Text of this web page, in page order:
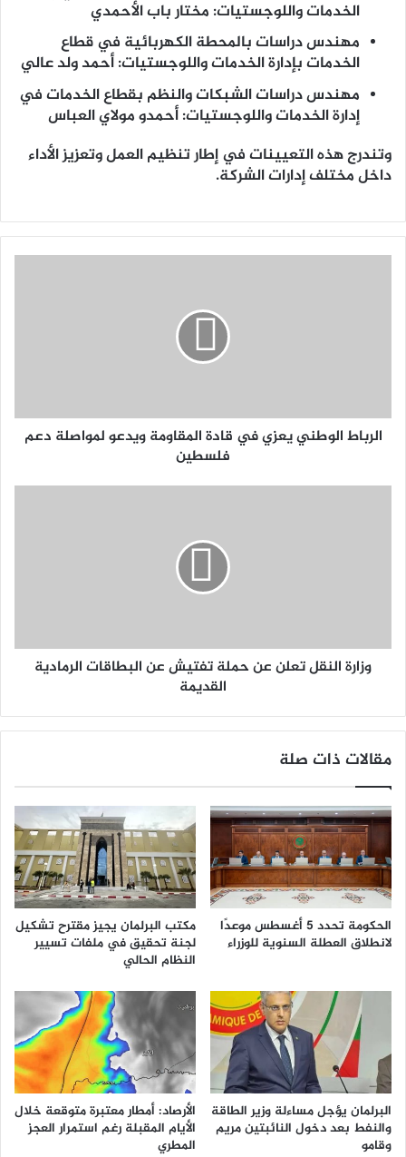
الخدمات واللوجستيات: مختار باب الأحمدي
مهندس دراسات بالمحطة الكهربائية في قطاع
الخدمات بإدارة الخدمات واللوجستيات: أحمد ولد عالي
مهندس دراسات الشبكات والنظم بقطاع الخدمات في
إدارة الخدمات واللوجستيات: أحمدو مولاي العباس
وتندرج هذه التعيينات في إطار تنظيم العمل وتعزيز الأداء
داخل مختلف إدارات الشركة.
الرباط الوطني يعزي في قادة المقاومة ويدعو لمواصلة دعم
فلسطين
وزارة النقل تعلن عن حملة تفتيش عن البطاقات الرمادية
القديمة
مقالات ذات صلة
الحكومة تحدد 5 أغسطس موعدًا
لانطلاق العطلة السنوية للوزراء
مكتب البرلمان يجيز مقترح تشكيل
لجنة تحقيق في ملفات تسيير
النظام الحالي
البرلمان يؤجل مساءلة وزير الطاقة
والنفط بعد دخول النائبتين مريم
وقامو
الأرصاد: أمطار معتبرة متوقعة خلال
الأيام المقبلة رغم استمرار العجز
المطري